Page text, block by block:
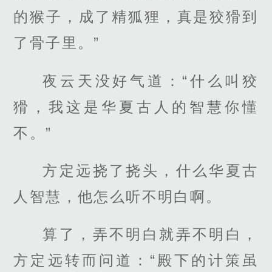
的猴子，成了精狐狸，真是狡猾到
了骨子里。”
夜云天没好气道：“什么叫狡
猾，我这是华夏古人的智慧你懂
不。”
方定远挠了挠头，什么华夏古
人智慧，他怎么听不明白啊。
算了，弄不明白就弄不明白，
方定远转而问道：“殿下的计策虽